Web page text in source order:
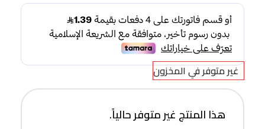
غير متوفر في المخزون
هذا المنتج غير متوفر حالياً.